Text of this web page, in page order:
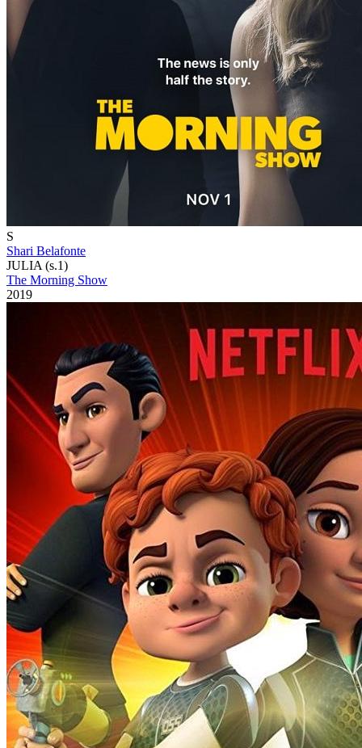
S
Shari Belafonte
JULIA (s.1)
The Morning Show
2019